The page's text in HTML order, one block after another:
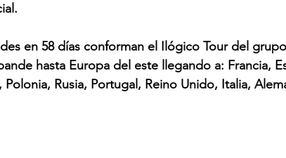
en 58 días conforman el Ilógico Tour del
hasta Europa del este llegando a: Francia,
Polonia, Rusia, Portugal, Reino Unido, Italia,